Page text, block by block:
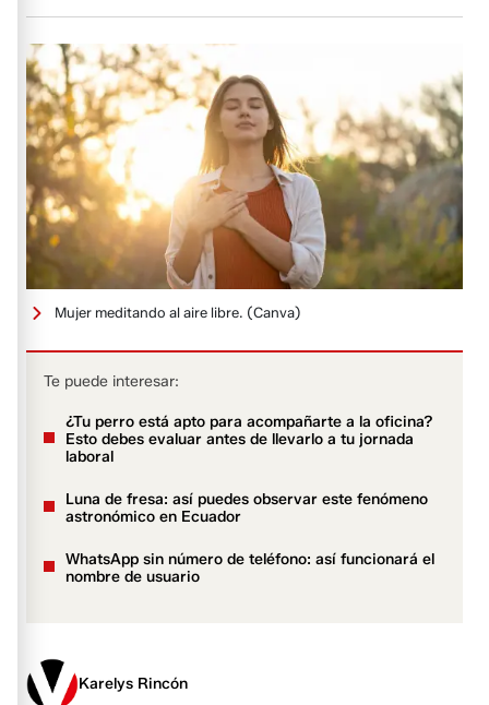
Mujer meditando al aire libre. (Canva)
Te puede interesar:
¿Tu perro está apto para acompañarte a la oficina?
Esto debes evaluar antes de llevarlo a tu jornada
laboral
Luna de fresa: así puedes observar este fenómeno
astronómico en Ecuador
WhatsApp sin número de teléfono: así funcionará el
nombre de usuario
Karelys Rincón